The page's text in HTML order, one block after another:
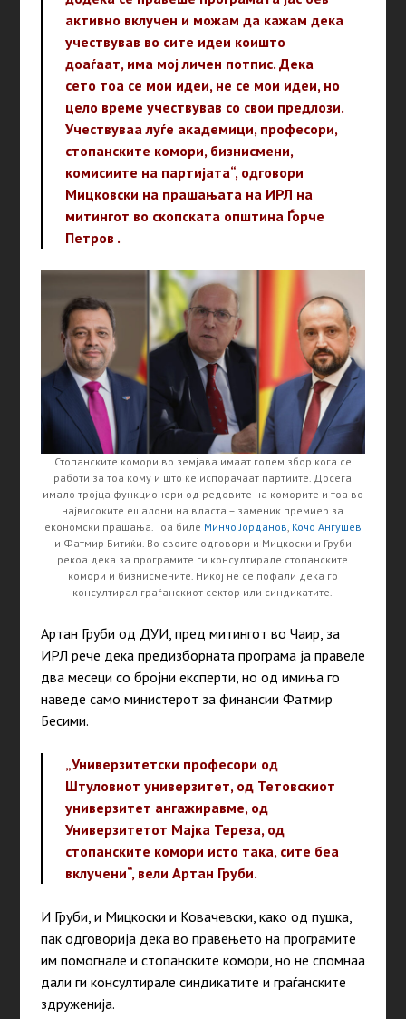
активно вклучен и можам да кажам дека
учествував во сите идеи коишто
доаѓаат, има мој личен потпис. Дека
сето тоа се мои идеи, не се мои идеи, но
цело време учествував со свои предлози.
Учествуваа луѓе академици, професори,
стопанските комори, бизнисмени,
комисиите на партијата“, одговори
Мицковски на прашањата на ИРЛ на
митингот во скопската општина Ѓорче
Петров .
Стопанските комори во земјава имаат голем збор кога се
работи за тоа кому и што ќе испорачаат партиите. Досега
имало тројца функционери од редовите на коморите и тоа во
највисоките ешалони на власта – заменик премиер за
економски прашања. Тоа биле Минчо Јорданов Кочо Анѓушев
и Фатмир Битиќи. Во своите одговори и Мицкоски и Груби
рекоа дека за програмите ги консултирале стопанските
комори и бизнисмените. Никој не се пофали дека го
консултирал граѓанскиот сектор или синдикатите.
Артан Груби од ДУИ, пред митингот во Чаир, за
ИРЛ рече дека предизборната програма ја правеле
два месеци со бројни експерти, но од имиња го
наведе само министерот за финансии Фатмир
Бесими.
„Универзитетски професори од
Штуловиот универзитет, од Тетовскиот
универзитет ангажиравме, од
Универзитетот Мајка Тереза, од
стопанските комори исто така, сите беа
вклучени“, вели Артан Груби.
И Груби, и Мицкоски и Ковачевски, како од пушка,
пак одговорија дека во правењето на програмите
им помогнале и стопанските комори, но не спомнаа
дали ги консултирале синдикатите и граѓанските
здруженија.